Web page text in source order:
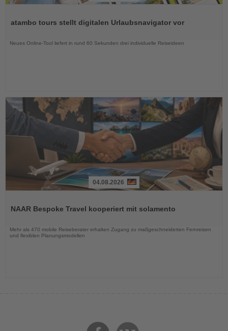
die
atambo tours stellt digitalen Urlaubsnavigator vor
Neues Online-Tool liefert in rund 60 Sekunden drei individuelle Reiseideen
die
04.08.2026
NAAR Bespoke Travel kooperiert mit solamento
Mehr als 470 mobile Reiseberater erhalten Zugang zu maßgeschneiderten Fernreisen
und flexiblen Planungsmodellen